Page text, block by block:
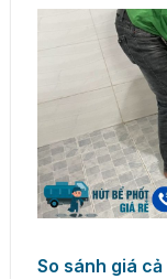
So sánh giá